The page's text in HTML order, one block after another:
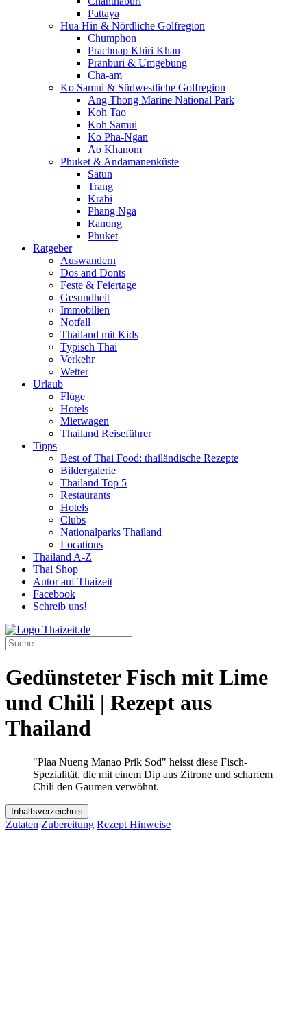
Pattaya
Hua Hin & Nördliche Golfregion
Chumphon
Prachuap Khiri Khan
Pranburi & Umgebung
Cha-am
Ko Samui & Südwestliche Golfregion
Ang Thong Marine National Park
Koh Tao
Koh Samui
Ko Pha-Ngan
Ao Khanom
Phuket & Andamanenküste
Satun
Trang
Krabi
Phang Nga
Ranong
Phuket
Ratgeber
Auswandern
Dos and Donts
Feste & Feiertage
Gesundheit
Immobilien
Notfall
Thailand mit Kids
Typisch Thai
Verkehr
Wetter
Urlaub
Flüge
Hotels
Mietwagen
Thailand Reiseführer
Tipps
Best of Thai Food: thailändische Rezepte
Bildergalerie
Thailand Top 5
Restaurants
Hotels
Clubs
Nationalparks Thailand
Locations
Thailand A-Z
Thai Shop
Autor auf Thaizeit
Facebook
Schreib uns!
Gedünsteter Fisch mit Lime
und Chili | Rezept aus
Thailand
"Plaa Nueng Manao Prik Sod" heisst diese Fisch-
Spezialität, die mit einem Dip aus Zitrone und scharfem
Chili den Gaumen verwöhnt.
Inhaltsverzeichnis
Zutaten Zubereitung Rezept Hinweise